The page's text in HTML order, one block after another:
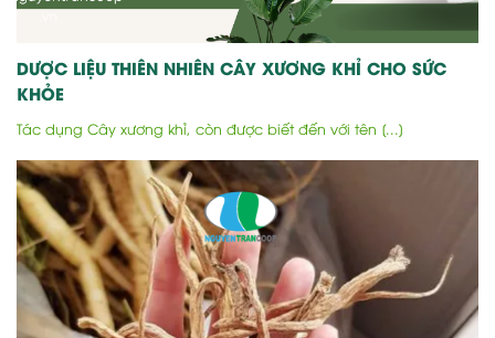
DƯỢC LIỆU THIÊN NHIÊN CÂY XƯƠNG KHỈ CHO SỨC
KHỎE
Tác dụng Cây xương khỉ, còn được biết đến với tên [...]